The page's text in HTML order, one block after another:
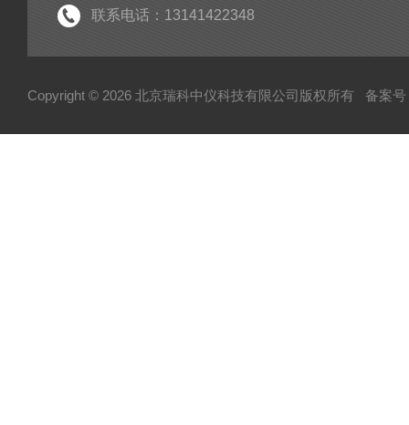
联系电话：13141422348
Copyright © 2026 北京瑞科中仪科技有限公司版权所有 备案号